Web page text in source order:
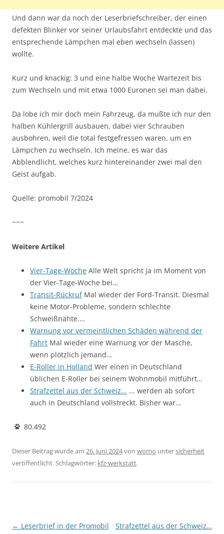
Und dann war da noch der Leserbriefschreiber, der einen
defekten Blinker vor seiner Urlaubsfahrt entdeckte und das
entsprechende Lämpchen mal eben wechseln (lassen)
wollte.
Kurz und knackig: 3 und eine halbe Woche Wartezeit bis
zum Wechseln und mit etwa 1000 Euronen sei man dabei.
Da lobe ich mir doch mein Fahrzeug, da mußte ich nur den
halben Kühlergrill ausbauen, dabei vier Schrauben
ausbohren, weil die total festgefressen waren, um en
Lämpchen zu wechseln. Ich meine, es war das
Abblendlicht, welches kurz hintereinander zwei mal den
Geist aufgab.
Quelle: promobil 7/2024
~~~
Weitere Artikel
Vier-Tage-Woche Alle Welt spricht ja im Moment von
der Vier-Tage-Woche bei…
Transit-RückrufMal wieder der Ford-Transit. Diesmal
keine Motor-Probleme, sondern schlechte
Schweißnähte.…
Warnung vor vermeintlichen Schäden während der
Fahrt Mal wieder eine Warnung vor der Masche,
wenn plötzlich jemand…
E-Roller in Holland Wer einen in Deutschland
üblichen E-Roller bei seinem Wohnmobil mitführt…
Strafzettel aus der Schweiz... ... werden ab sofort
auch in Deutschland vollstreckt. Bisher war…
80.492
Dieser Beitrag wurde am 26. Juni 2024von womo untersicherheit
veröffentlicht. Schlagwörter: kfz-werkstatt.
Beitragsnavigation
← Leserbrief in der Promobil
Strafzettel aus der Schweiz…